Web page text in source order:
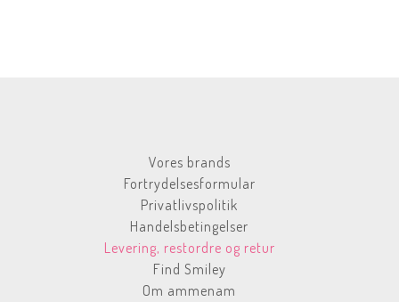
Vores brands
Fortrydelsesformular
Privatlivspolitik
Handelsbetingelser
Levering, restordre og retur
Find Smiley
Om ammenam